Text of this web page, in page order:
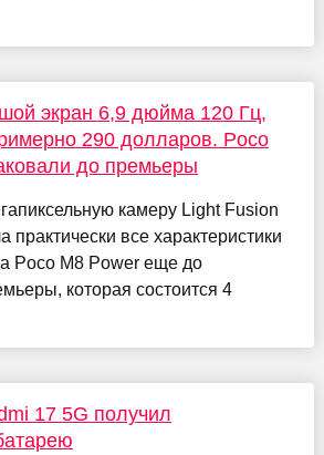
экран 6,9 дюйма 120 Гц,
290 долларов. Poco
до премьеры
камеру Light Fusion
практически все характеристики
Poco M8 Power еще до
которая состоится 4
17 5G получил